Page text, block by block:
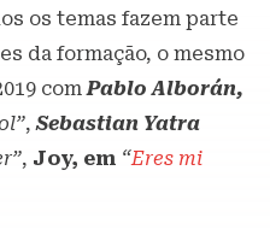
os temas fazem parte
da formação, o mesmo
comPablo Alborán,
,Sebastian Yatra
, Joy, em “Eres mi